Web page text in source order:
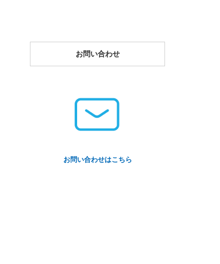
お問い合わせ
お問い合わせはこちら